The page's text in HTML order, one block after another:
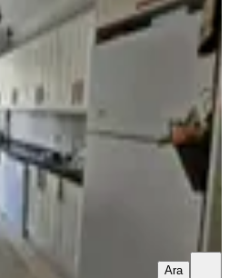
İnan Mahallesi
·1. Kat 05.08.2026
Faruk ATCI
Ara